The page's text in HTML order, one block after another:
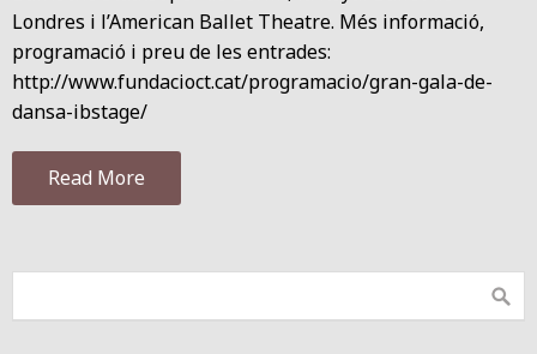
Londres i l’American Ballet Theatre. Més informació,
programació i preu de les entrades:
http://www.fundacioct.cat/programacio/gran-gala-de-
dansa-ibstage/
Read More